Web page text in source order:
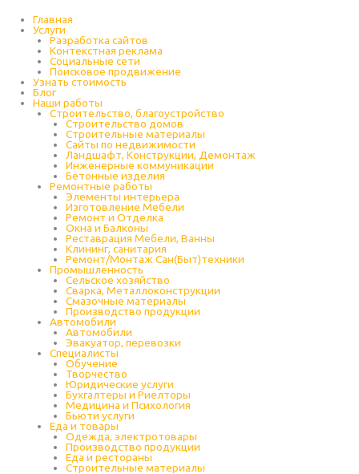
Главная
Услуги
Разработка сайтов
Контекстная реклама
Социальные сети
Поисковое продвижение
Узнать стоимость
Блог
Наши работы
Строительство, благоустройство
Строительство домов
Строительные материалы
Сайты по недвижимости
Ландшафт, Конструкции, Демонтаж
Инженерные коммуникации
Бетонные изделия
Ремонтные работы
Элементы интерьера
Изготовление Мебели
Ремонт и Отделка
Окна и Балконы
Реставрация Мебели, Ванны
Клининг, санитария
Ремонт/Монтаж Сан(Быт)техники
Промышленность
Cельское хозяйство
Сварка, Металлоконструкции
Cмазочные материалы
Производство продукции
Автомобили
Автомобили
Эвакуатор, перевозки
Специалисты
Обучение
Творчество
Юридические услуги
Бухгалтеры и Риелторы
Медицина и Психология
Бьюти услуги
Еда и товары
Одежда, электротовары
Производство продукции
Еда и рестораны
Строительные материалы